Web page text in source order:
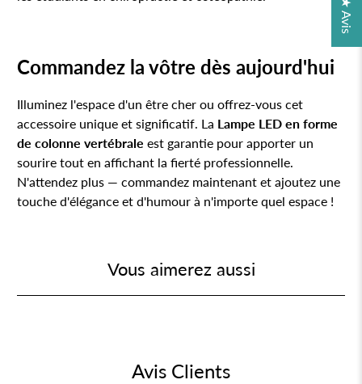
Commandez la vôtre dès aujourd'hui
Illuminez l'espace d'un être cher ou offrez-vous cet
accessoire unique et significatif. La Lampe LED en forme
de colonne vertébrale est garantie pour apporter un
sourire tout en affichant la fierté professionnelle.
N'attendez plus — commandez maintenant et ajoutez une
touche d'élégance et d'humour à n'importe quel espace !
Vous aimerez aussi
Avis Clients
★ Avis